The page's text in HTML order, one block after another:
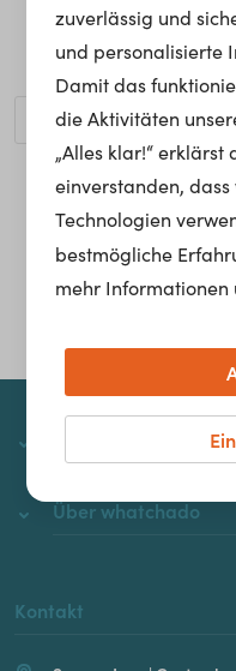
Ups, die gewünschte
Möchtest du nach
Über whatchado
Kontakt
zuverlässig und
und personalisierte
Damit das
die Aktivitäten
„Alles klar!“
einverstanden,
Technologien
bestmögliche
mehr Informationen